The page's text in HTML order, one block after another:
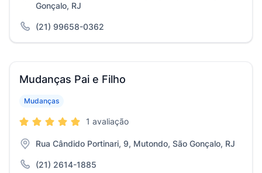
Gonçalo, RJ
(21) 99658-0362
Mudanças Pai e Filho
Mudanças
1 avaliação
Rua Cândido Portinari, 9, Mutondo, São Gonçalo, RJ
(21) 2614-1885